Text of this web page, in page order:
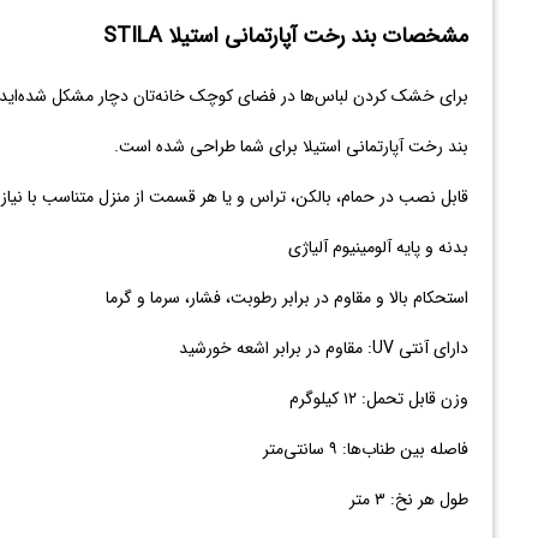
مشخصات بند رخت آپارتمانی استیلا STILA
برای خشک کردن لباس‌ها در فضای کوچک خانه‌تان دچار مشکل
بند رخت آپارتمانی استیلا برای شما طراحی شده است.
قابل نصب در حمام، بالکن، تراس و یا هر قسمت از منزل متناسب با
بدنه و پایه آلومینیوم آلیاژی
استحکام بالا و مقاوم در برابر رطوبت، فشار، سرما و گرما
دارای آنتی UV: مقاوم در برابر اشعه خورشید
وزن قابل تحمل: ۱۲ کیلوگرم
فاصله بین طناب‌ها: ۹ سانتی‌متر
طول هر نخ: ۳ متر